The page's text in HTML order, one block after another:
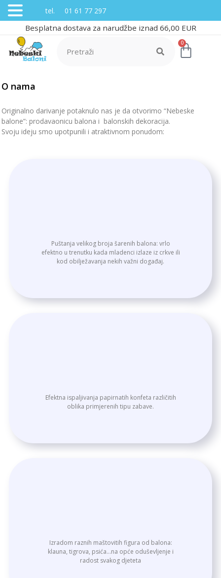
Besplatna dostava za narudžbe iznad 66,00 EUR
0
O nama
Originalno darivanje potaknulo nas je da otvorimo “Nebeske
balone”: prodavaonicu balona i balonskih dekoracija.
Svoju ideju smo upotpunili i atraktivnom ponudom:
Puštanja velikog broja šarenih balona: vrlo
efektno u trenutku kada mladenci izlaze iz crkve ili
kod obilježavanja nekih važni događaj.
Efektna ispaljivanja papirnatih konfeta različitih
oblika primjerenih tipu zabave.
Izradom raznih maštovitih figura od balona:
klauna, tigrova, psića…na opće oduševljenje i
radost svakog djeteta
tel. 01 61 77 297